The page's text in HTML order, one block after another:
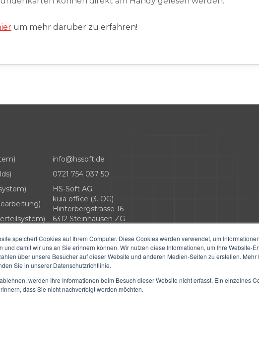
speichert Cookies auf Ihrem Computer. Diese Cookies werden verwendet, um
und damit wir uns an Sie erinnern können. Wir nutzen diese Informationen, um Ihre Website-
über unsere Besucher auf dieser Website und anderen Medien-Seiten zu erstellen.
Sie in unserer Datenschutzrichtlinie.
werden Ihre Informationen beim Besuch dieser Website nicht erfasst. Ein einzelnes
dass Sie nicht nachverfolgt werden möchten.
um mehr darüber zu erfahren!
info@hssoft.de
0721 754 037 50
HS-Soft AG
kuia office (3. OG)
Hinterbergstrasse 16
6312 Steinhausen ZG
Copyright © 2026 HS-Soft. Alle Rechte vorbehalten.